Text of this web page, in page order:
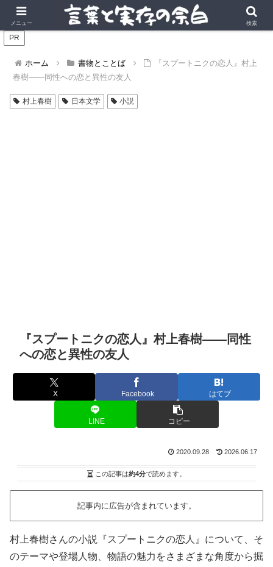
言葉の風景に、実存の深みを。
PR
ホーム 書物とことば
『スプートニクの恋人』村上
春樹――同性への恋と異性の友人
村上春樹 日本文学 小説
『スプートニクの恋人』村上春樹――同性
への恋と異性の友人
X Facebook はてブ
LINE コピー
2020.09.28 2026.06.17
この記事は約4分で読めます。
記事内に広告が含まれています。
村上春樹さんの小説『スプートニクの恋人』について、そ
のテーマや登場人物、物語の魅力をさまざまな角度から掘
メニュー 検索